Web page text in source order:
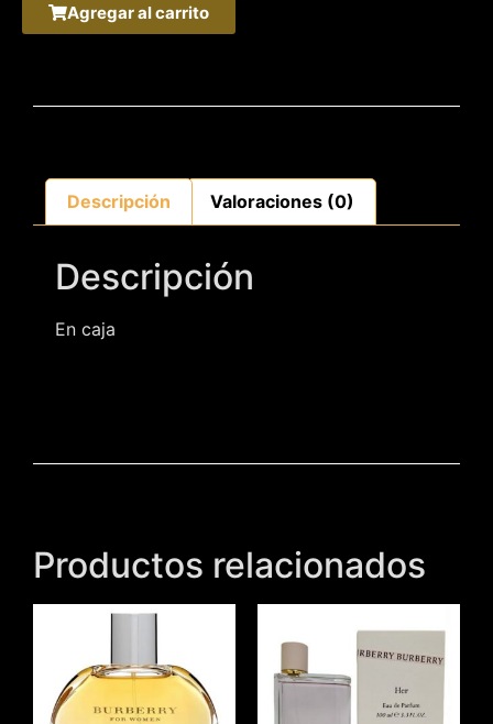
Agregar al carrito
Descripción Valoraciones (0)
Descripción
En caja
Productos relacionados